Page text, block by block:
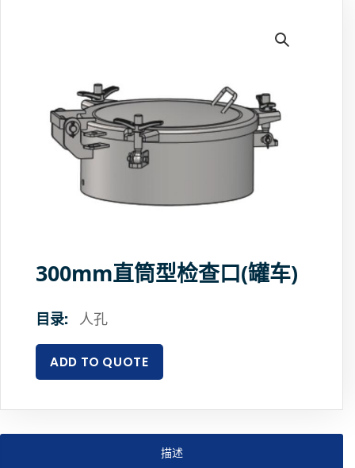
300mm直筒型检查口(罐车)
目录: 人孔
ADD TO QUOTE
描述